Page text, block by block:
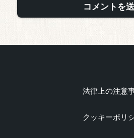
法律上の注意
クッキーポリ